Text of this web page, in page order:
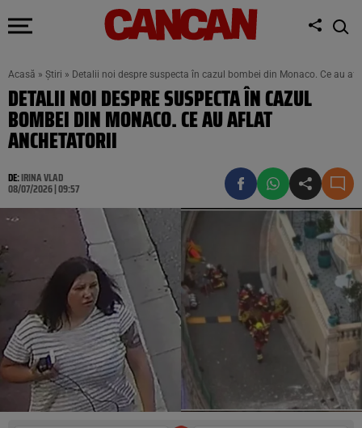
Acasă » Știri » Detalii noi despre suspecta în cazul bombei din Monaco. Ce au
DETALII NOI DESPRE SUSPECTA ÎN CAZUL
BOMBEI DIN MONACO. CE AU AFLAT
ANCHETATORII
DE:IRINA VLAD
08/07/2026 | 09:57